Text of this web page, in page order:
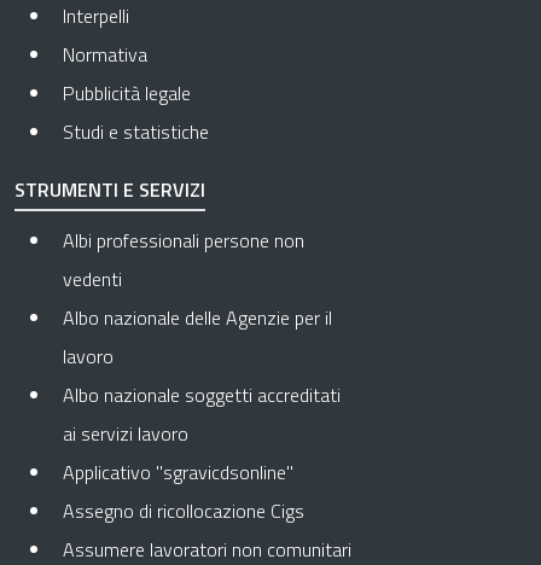
Interpelli
Normativa
Pubblicità legale
Studi e statistiche
STRUMENTI E SERVIZI
Albi professionali persone non
vedenti
Albo nazionale delle Agenzie per il
lavoro
Albo nazionale soggetti accreditati
ai servizi lavoro
Applicativo "sgravicdsonline"
Assegno di ricollocazione Cigs
Assumere lavoratori non comunitari